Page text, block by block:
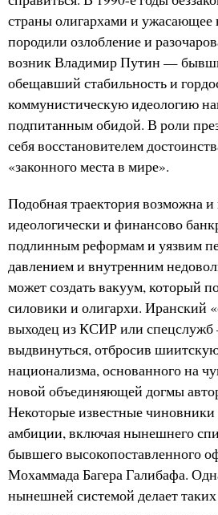
страны олигархами и ужасающее
породили озлобление и
возник Владимир Путин —
обещавший стабильность и
коммунистическую идеологию
подпитанным обидой. В роли
себя восстановителем
«законного места в мире».
Подобная траектория возможна
идеологически и финансово
подлинным реформам и уязвим
давлением и внутренним
может создать вакуум, который
силовики и олигархи. Иранский
выходец из КСИР или
выдвинуться, отбросив
национализма, основанного на
новой объединяющей догмы
Некоторые известные чиновники
амбиции, включая нынешнего
бывшего высокопоставленного
Мохаммада Багера Галибафа.
нынешней системой делает